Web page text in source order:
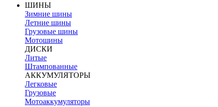
ШИНЫ
Зимние шины
Летние шины
Грузовые шины
Мотошины
ДИСКИ
Литые
Штампованные
АККУМУЛЯТОРЫ
Легковые
Грузовые
Мотоаккумуляторы